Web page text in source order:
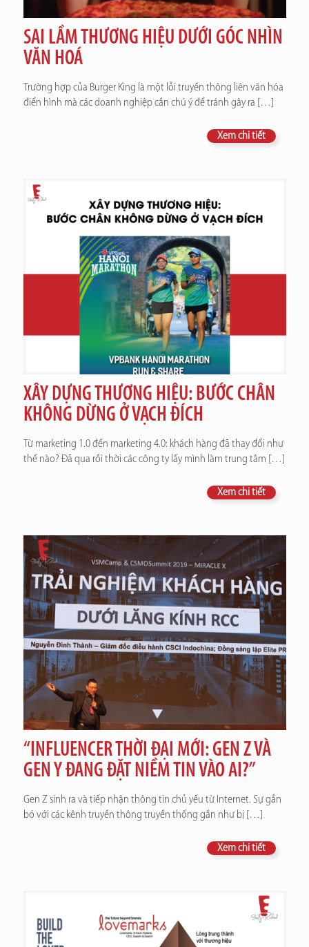
SAI LẦM THƯƠNG HIỆU DƯỚI GÓC NHÌN
VĂN HOÁ
Trường hợp của Burger King là một lỗi truyền thông liên văn hóa
điển hình mà các doanh nghiệp cần chú ý để tránh gây ra […]
Xem chi tiết
XÂY DỰNG THƯƠNG HIỆU: BƯỚC CHÂN
KHÔNG DỪNG Ở VẠCH ĐÍCH
Từ marketing 1.0 đến marketing 4.0: khách hàng đã thay đổi như
thế nào? Đã qua rồi thời các công ty lấy mình làm trung tâm […]
Xem chi tiết
“INFLUENCER THỜI ĐẠI MỚI: GEN Z VÀ
GEN Y ĐANG ĐẶT NIỀM TIN VÀO AI?”
Gen Z sinh ra và tiếp nhận thông tin chủ yếu từ Internet. Sự gắn
bó với các kênh truyền thông truyền thống gần như bị […]
Xem chi tiết